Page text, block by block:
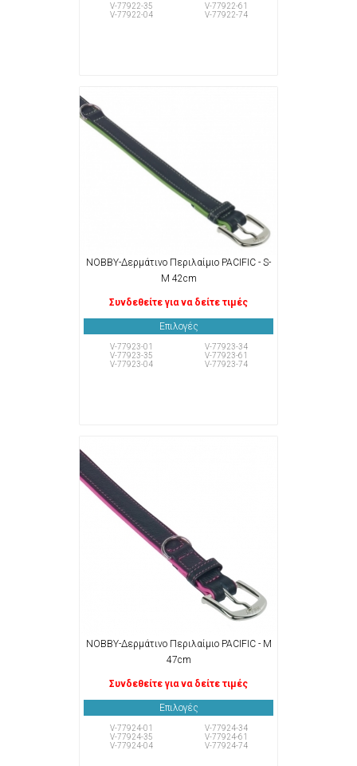
V-77922-35
V-77922-61
V-77922-04
V-77922-74
NOBBY-Δερμάτινο Περιλαίμιο PACIFIC - S-
M 42cm
Συνδεθείτε για να δείτε τιμές
Επιλογές
V-77923-01
V-77923-34
V-77923-35
V-77923-61
V-77923-04
V-77923-74
NOBBY-Δερμάτινο Περιλαίμιο PACIFIC - Μ
47cm
Συνδεθείτε για να δείτε τιμές
Επιλογές
V-77924-01
V-77924-34
V-77924-35
V-77924-61
V-77924-04
V-77924-74